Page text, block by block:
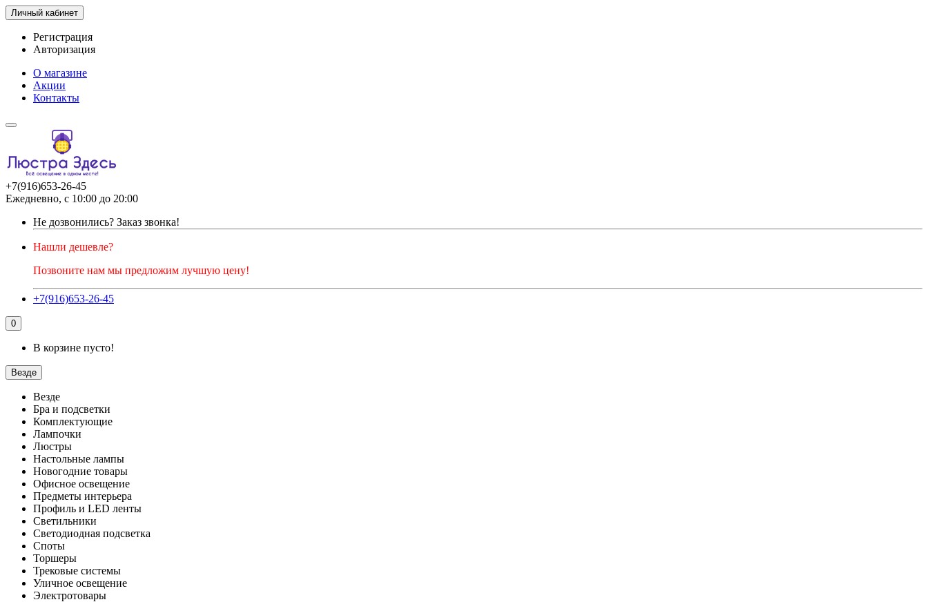
Личный кабинет
Регистрация
Авторизация
О магазине
Акции
Контакты
+7(916)653-26-45
Ежедневно, с 10:00 до 20:00
Не дозвонились? Заказ звонка!
Нашли дешевле?
Позвоните нам мы предложим лучшую цену!
+7(916)653-26-45
0
В корзине пусто!
Везде
Везде
Бра и подсветки
Комплектующие
Лампочки
Люстры
Настольные лампы
Новогодние товары
Офисное освещение
Предметы интерьера
Профиль и LED ленты
Светильники
Светодиодная подсветка
Споты
Торшеры
Трековые системы
Уличное освещение
Электротовары